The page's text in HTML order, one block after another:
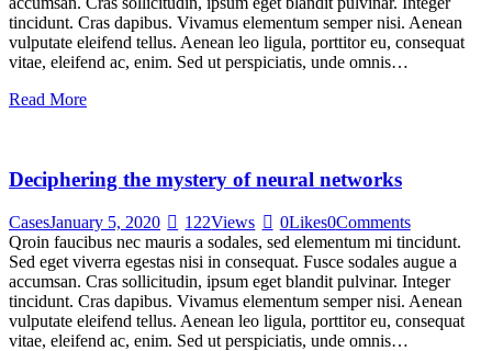
tincidunt. Cras dapibus. Vivamus elementum semper nisi. Aenean
vulputate eleifend tellus. Aenean leo ligula, porttitor eu, consequat
vitae, eleifend ac, enim. Sed ut perspiciatis, unde omnis…
Read More
Deciphering the mystery of neural networks
CasesJanuary 5, 2020 122Views 0Likes0Comments
Qroin faucibus nec mauris a sodales, sed elementum mi tincidunt.
Sed eget viverra egestas nisi in consequat. Fusce sodales augue a
accumsan. Cras sollicitudin, ipsum eget blandit pulvinar. Integer
tincidunt. Cras dapibus. Vivamus elementum semper nisi. Aenean
vulputate eleifend tellus. Aenean leo ligula, porttitor eu, consequat
vitae, eleifend ac, enim. Sed ut perspiciatis, unde omnis…